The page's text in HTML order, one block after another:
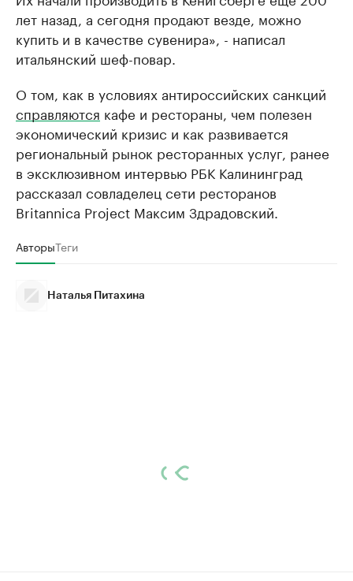
лет назад, а сегодня продают везде, можно
купить и в качестве сувенира», - написал
итальянский шеф-повар.
О том, как в условиях антироссийских санкций
справляются кафе и рестораны, чем полезен
экономический кризис и как развивается
региональный рынок ресторанных услуг, ранее
в эксклюзивном интервью РБК Калининград
рассказал совладелец сети ресторанов
Britannica Project Максим Здрадовский.
АвторыТеги
Наталья Питахина